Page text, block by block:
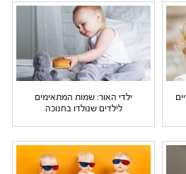
ילדי האור: שמות המתאימים
לילדים שנולדו בחנוכה